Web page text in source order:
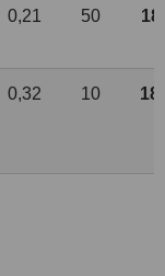
0,21 50
0,32 10